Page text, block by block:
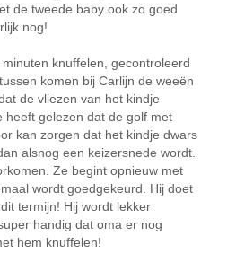
de tweede baby ook zo goed
nog!
knuffelen, gecontroleerd
komen bij Carlijn de weeën
de vliezen van het kindje
heeft gelezen dat de golf met
kan zorgen dat het kindje dwars
alsnog een keizersnede wordt.
Ze begint opnieuw met
wordt goedgekeurd. Hij doet
termijn! Hij wordt lekker
handig dat oma er nog
hem knuffelen!